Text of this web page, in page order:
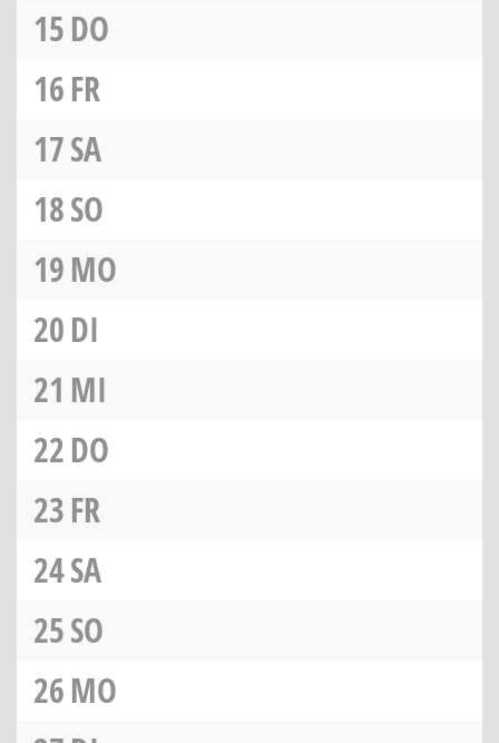
15DO
16FR
17SA
18SO
19MO
20DI
21 MI
22DO
23FR
24SA
25SO
26MO